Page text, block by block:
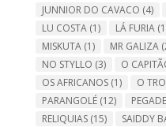
JUNNIOR DO CAVACO (4)
LU COSTA(1) LÁ FURIA
MISKUTA(1) MR GALIZA
NO STYLLO (3) O
OS AFRICANOS(1) O
PARANGOLÉ(12)
RELIQUIAS(15) SAIDDY